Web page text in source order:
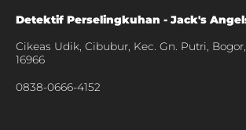
Detektif Perselingkuhan - Jack's
Cikeas Udik, Cibubur, Kec. Gn. Putri,
16966
0838-0666-4152